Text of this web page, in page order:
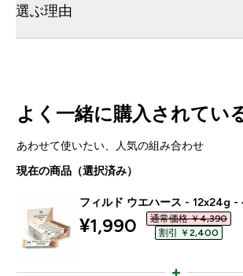
選ぶ理由
よく一緒に購入されてい
あわせて使いたい、人気の組み合わせ
現在の商品（選択済み）
フィルド ウエハース - 12x24g -
discounted price
¥1,990‎
通常価格 ￥4,390‎
割引 ￥2,400‎